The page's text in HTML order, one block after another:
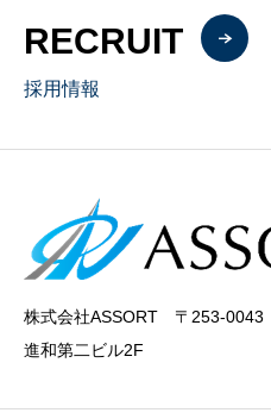
RECRUIT
採用情報
株式会社ASSORT 〒253-
進和第二ビル2F